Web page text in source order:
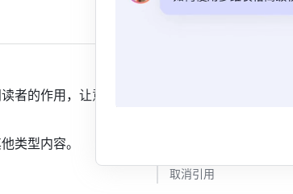
者的作用，让意义
类型内容。
取消引用​